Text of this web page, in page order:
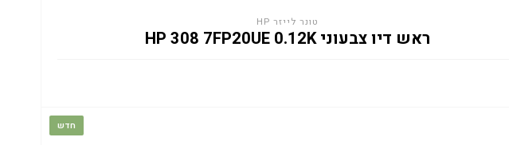
טונר לייזר HP
ראש דיו צבעוני HP 308 7FP20UE 0.12K
חדש